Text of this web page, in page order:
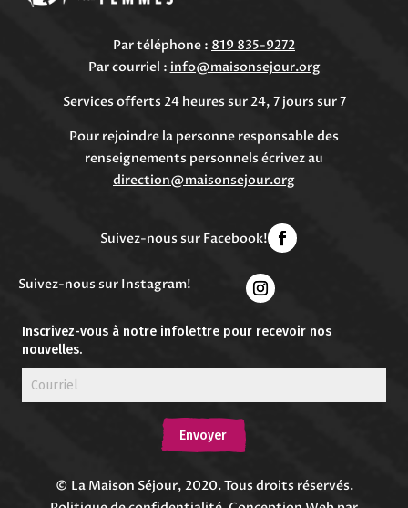
Par téléphone : 819 835-9272
Par courriel : info@maisonsejour.org
Services offerts 24 heures sur 24, 7 jours sur 7
Pour rejoindre la personne responsable des
renseignements personnels écrivez au
direction@maisonsejour.org
Suivez-nous sur Facebook!
Suivez-nous sur Instagram!
Inscrivez-vous à notre infolettre pour recevoir nos
nouvelles.
Envoyer
© La Maison Séjour, 2020. Tous droits réservés.